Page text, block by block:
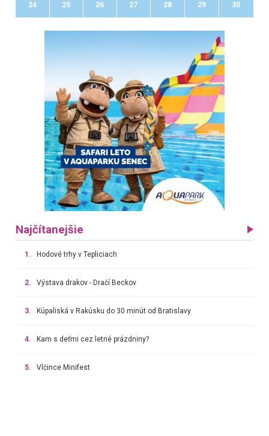
24 25 26 27 28 29 30
Najčítanejšie
1. Hodové trhy v Tepliciach
2. Výstava drakov - Dračí Beckov
3. Kúpaliská v Rakúsku do 30 minút od Bratislavy
4. Kam s deťmi cez letné prázdniny?
5. Vlčince Minifest